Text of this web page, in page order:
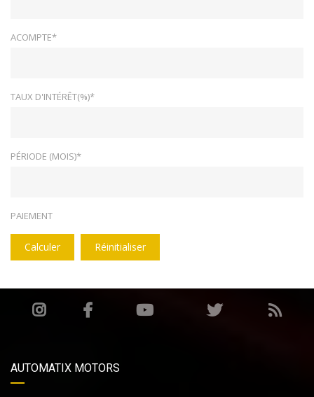
ACOMPTE*
TAUX D'INTÉRÊT(%)*
PÉRIODE (MOIS)*
PAIEMENT
Calculer Réinitialiser
AUTOMATIX MOTORS